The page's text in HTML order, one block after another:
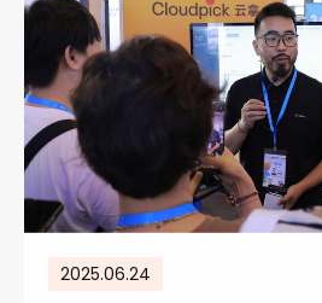
2025.06.24